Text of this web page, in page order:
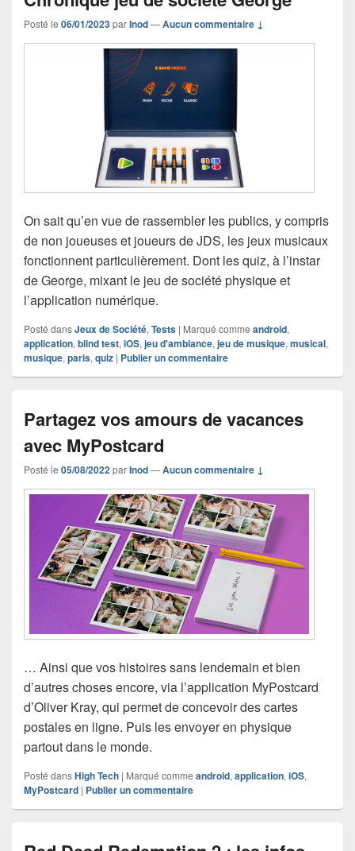
Posté le 06/01/2023parInod—Aucun commentaire ↓
On sait qu’en vue de rassembler les publics, y compris
de non joueuses et joueurs de JDS, les jeux musicaux
fonctionnent particulièrement. Dont les quiz, à l’instar
de George, mixant le jeu de société physique et
l’application numérique.
Posté dansJeux de Société, Tests | Marqué comme android,
application, blind test, iOS, jeu d'ambiance, jeu de musique, musical,
musique, paris, quiz | Publier un commentaire
Partagez vos amours de vacances
avec MyPostcard
Posté le 05/08/2022parInod—Aucun commentaire ↓
… Ainsi que vos histoires sans lendemain et bien
d’autres choses encore, via l’application MyPostcard
d’Oliver Kray, qui permet de concevoir des cartes
postales en ligne. Puis les envoyer en physique
partout dans le monde.
Posté dansHigh Tech | Marqué comme android, application, iOS,
MyPostcard | Publier un commentaire